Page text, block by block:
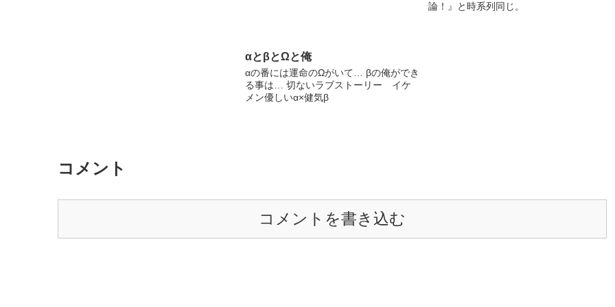
行部 山城 優 (ﾔﾏｷ ﾕｳ) 21歳/？㎝/？㎏ 黒
論！』と時系列同じ。
αとβとΩと俺
αの番には運命のΩがいて… βの俺ができ
る事は… 切ないラブストーリー イケ
メン優しいα×健気β
コメント
コメントを書き込む